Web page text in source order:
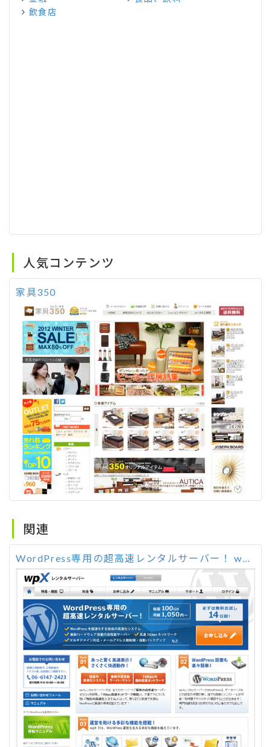
飲食店
人気コンテンツ
家具350
関連
WordPress専用の超高速レンタルサーバー！ wpX